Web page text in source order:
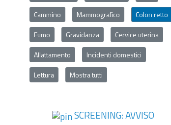
Cammino
Mammografico
Colon retto
Fumo
Gravidanza
Cervice uterina
Allattamento
Incidenti domestici
Lettura
Mostra tutti
SCREENING: AVVISO